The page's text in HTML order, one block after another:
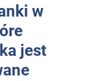
w
jest